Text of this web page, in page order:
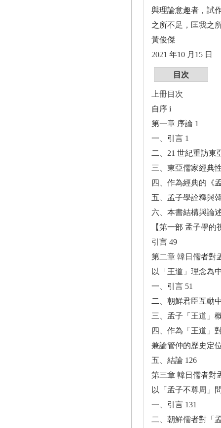
與理論意趣者，試
之所不足，匡我之
黃俊傑
2021 年10 月15 日
目次
上冊目次
自序 i
第一章 序論 1
一、引言 1
二、21 世紀重訪東
三、東亞儒家經典
四、作為經典的《
五、孟子學詮釋與
六、本書結構與論
【第一部 孟子學的
引言 49
第二章 韓日儒者對
以「王道」理念為
一、引言 51
二、朝鮮君臣互動
三、孟子「王道」
四、作為「王道」
兼論管仲的歷史定
五、結論 126
第三章 韓日儒者對
以「孟子不尊周」
一、引言 131
二、朝鮮儒者對「